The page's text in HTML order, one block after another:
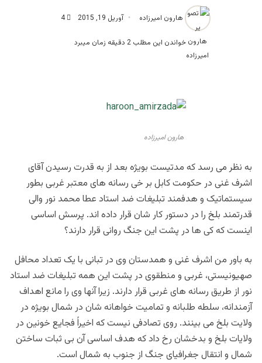
هارون امیرزاده آوریل 19, 2015 4
خواندن این مطلب 2 دقیقه زمان میبرد
هارون امیرزاده
به نظر می رسد که مدتیست بویژه بعد از به قدرت رسیدن آقای
اشرف غنی در حکومت کابل بر خی رسانه های معتبر غربی بطور
سیستماتیک و هدفمند تبلیغات ضد استاد عطا محمد نور والی
قدرتمند بلخ را در دستور کار شان قرار داده اند. پرسش اساسی
اینست که کی ها در پشت این جنگ روانی قرار دارند؟
به باور من اشرف غنی و همدستان وی در تبانی با یک تعداد محافل
صهیونیستی، غربی و منطقوی در پشت این همه تبلیغات ضد استاد
نور از طریق رسانه های غربی قرار دارند. زیرا آنها وی را مانع اهداف
آزمندانه، سلطه طلبانه و تمامیت خواهانه شان در شمال بویژه در
ولایت بلخ می بینند. روی تصادفی نیست که اخیراً فجایع خونین در
ولایات بلخ و بدخشان رخ داد که هدف اساسی آن بی ثبات ساختن
شمال و انتقال جغرافیای جنگ از جنوب به شمال است.